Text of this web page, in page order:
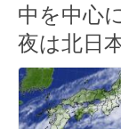
中を中心
夜は北日